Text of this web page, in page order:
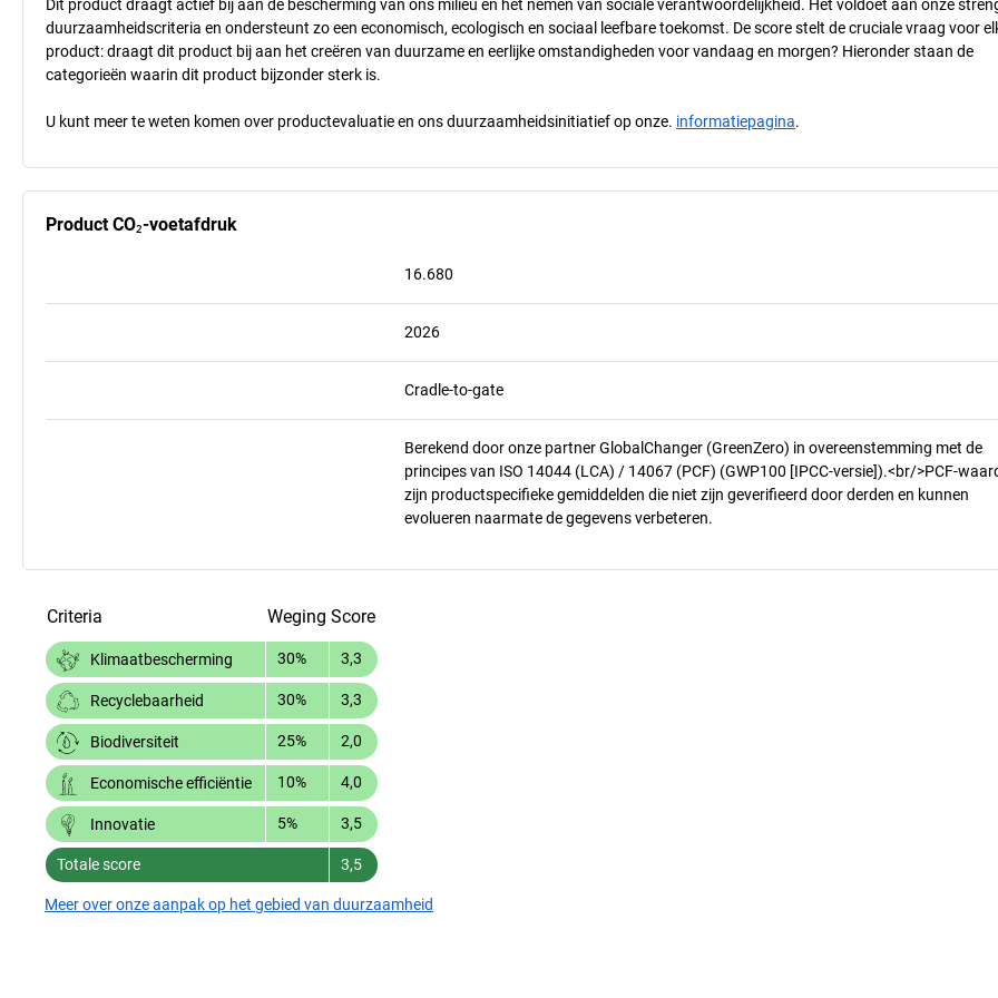
Dit product draagt actief bij aan de bescherming van ons milieu en het nemen van sociale verantwoordelijkheid. Het voldoet aan onze
duurzaamheidscriteria en ondersteunt zo een economisch, ecologisch en sociaal leefbare toekomst. De score stelt de cruciale vraag voor
product: draagt dit product bij aan het creëren van duurzame en eerlijke omstandigheden voor vandaag en morgen? Hieronder staan de
categorieën waarin dit product bijzonder sterk is.
U kunt meer te weten komen over productevaluatie en ons duurzaamheidsinitiatief op onze. informatiepagina.
Product CO₂-voetafdruk
16.680
2026
Cradle-to-gate
Berekend door onze partner GlobalChanger (GreenZero) in overeenstemming met de
principes van ISO 14044 (LCA) / 14067 (PCF) (GWP100 [IPCC-versie]).<br/>PCF-
zijn productspecifieke gemiddelden die niet zijn geverifieerd door derden en kunnen
evolueren naarmate de gegevens verbeteren.
Criteria Weging Score
Klimaatbescherming 30% 3,3
Recyclebaarheid 30% 3,3
Biodiversiteit 25% 2,0
Economische efficiëntie 10% 4,0
Innovatie 5% 3,5
Totale score 3,5
Meer over onze aanpak op het gebied van duurzaamheid